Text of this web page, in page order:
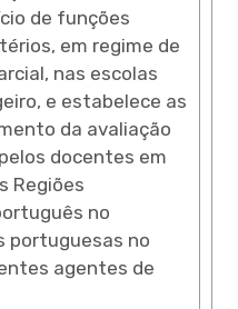
de funções
em regime de
nas escolas
e estabelece as
da avaliação
docentes em
Regiões
no
portuguesas no
agentes de